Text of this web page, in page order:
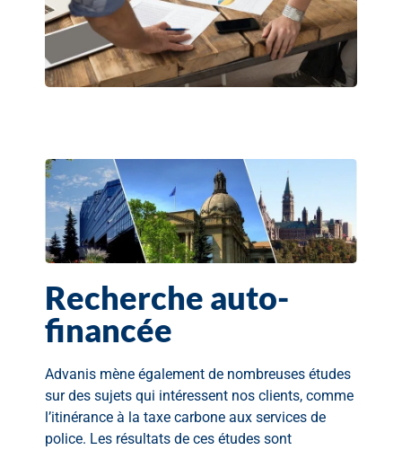
Recherche auto-
financée
Advanis mène également de nombreuses études
sur des sujets qui intéressent nos clients, comme
l’itinérance à la taxe carbone aux services de
police. Les résultats de ces études sont